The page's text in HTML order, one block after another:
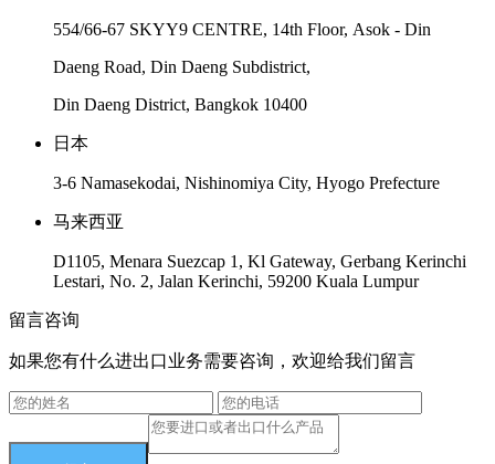
554/66-67 SKYY9 CENTRE, 14th Floor, Asok - Din
Daeng Road, Din Daeng Subdistrict,
Din Daeng District, Bangkok 10400
日本
3-6 Namasekodai, Nishinomiya City, Hyogo Prefecture
马来西亚
D1105, Menara Suezcap 1, Kl Gateway, Gerbang Kerinchi
Lestari, No. 2, Jalan Kerinchi, 59200 Kuala Lumpur
留言咨询
如果您有什么进出口业务需要咨询，欢迎给我们留言